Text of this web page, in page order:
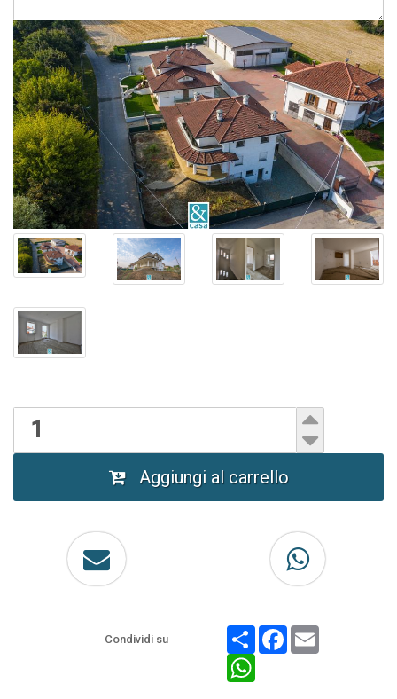
Aggiungi al carrello
Condividi su
Share Facebook
Email
WhatsApp